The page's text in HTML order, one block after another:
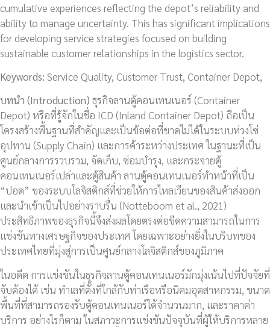
cumulative experiences reflecting the depot’s reliability and
ability to manage uncertainty. This has significant implications
for developing service strategies focused on building
sustainable customer relationships in the logistics sector.
Keywords: Service Quality, Customer Trust, Container Depot,
บทนำ (Introduction) ธุรกิจลานตู้คอนเทนเนอร์ (Container
Depot) หรือที่รู้จักในชื่อ ICD (Inland Container Depot) ถือเป็น
โครงสร้างพื้นฐานที่สำคัญและเป็นข้อต่อที่ขาดไม่ได้ในระบบห่วงโซ่
อุปทาน (Supply Chain) และการค้าระหว่างประเทศ ในฐานะที่เป็น
ศูนย์กลางการรวบรวม, จัดเก็บ, ซ่อมบำรุง, และกระจายตู้
คอนเทนเนอร์เปล่าและตู้สินค้า ลานตู้คอนเทนเนอร์ทำหน้าที่เป็น
“ปอด” ของระบบโลจิสติกส์ที่ช่วยให้การไหลเวียนของสินค้าส่งออก
และนำเข้าเป็นไปอย่างราบรื่น (Notteboom et al., 2021)
ประสิทธิภาพของธุรกิจนี้จึงส่งผลโดยตรงต่อขีดความสามารถในการ
แข่งขันทางเศรษฐกิจของประเทศ โดยเฉพาะอย่างยิ่งในบริบทของ
ประเทศไทยที่มุ่งสู่การเป็นศูนย์กลางโลจิสติกส์ของภูมิภาค
ในอดีต การแข่งขันในธุรกิจลานตู้คอนเทนเนอร์มักมุ่งเน้นไปที่ปัจจัยที่
จับต้องได้ เช่น ทำเลที่ตั้งที่ใกล้กับท่าเรือหรือนิคมอุตสาหกรรม, ขนาด
พื้นที่ที่สามารถรองรับตู้คอนเทนเนอร์ได้จำนวนมาก, และราคาค่า
บริการ อย่างไรก็ตาม ในสภาวะการแข่งขันปัจจุบันที่ผู้ให้บริการหลาย